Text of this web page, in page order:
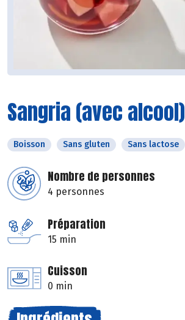
Sangria (avec alcool)
Boisson Sans gluten Sans lactose
Nombre de personnes
4 personnes
Préparation
15 min
Cuisson
0 min